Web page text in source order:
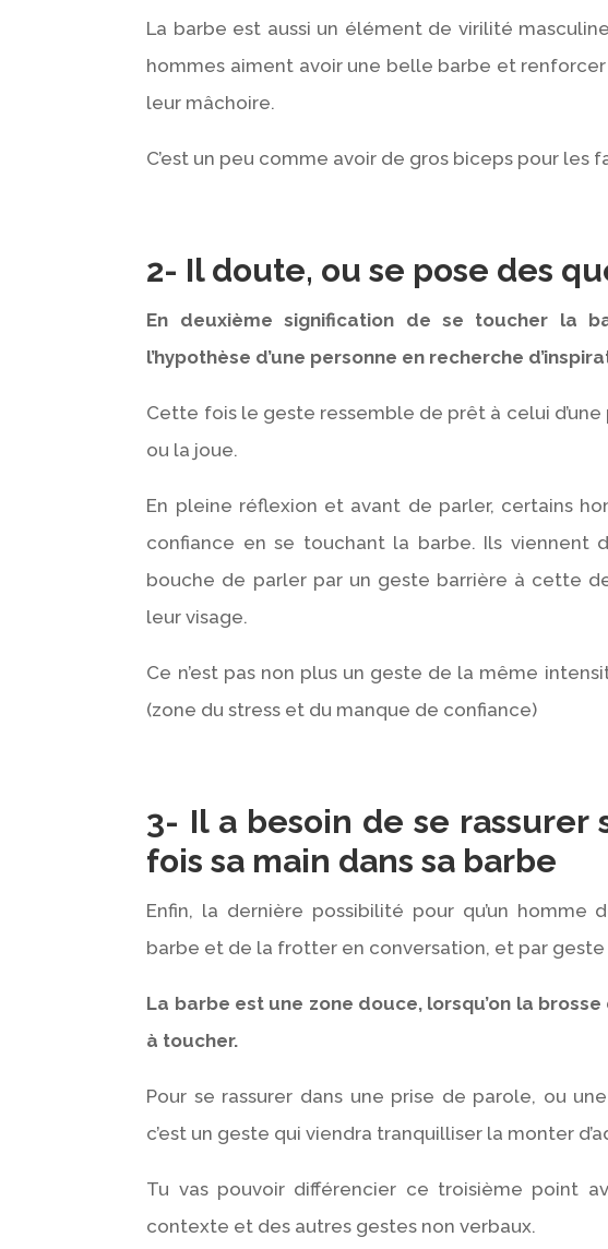
La barbe est aussi un élément de virilité
hommes aiment avoir une belle barbe et
leur mâchoire.
C’est un peu comme avoir de gros biceps pour les
2- Il doute, ou se pose des
En deuxième signification de se toucher la
l’hypothèse d’une personne en recherche
Cette fois le geste ressemble de prêt à celui
ou la joue.
En pleine réflexion et avant de parler, certains
confiance en se touchant la barbe. Ils viennent
bouche de parler par un geste barrière à cette
leur visage.
Ce n’est pas non plus un geste de la même
(zone du stress et du manque de confiance)
3- Il a besoin de se rassurer
fois sa main dans sa barbe
Enfin, la dernière possibilité pour qu’un homme
barbe et de la frotter en conversation, et par geste
La barbe est une zone douce, lorsqu’on la
à toucher.
Pour se rassurer dans une prise de parole, ou
c’est un geste qui viendra tranquilliser la monter
Tu vas pouvoir différencier ce troisième point
contexte et des autres gestes non verbaux.